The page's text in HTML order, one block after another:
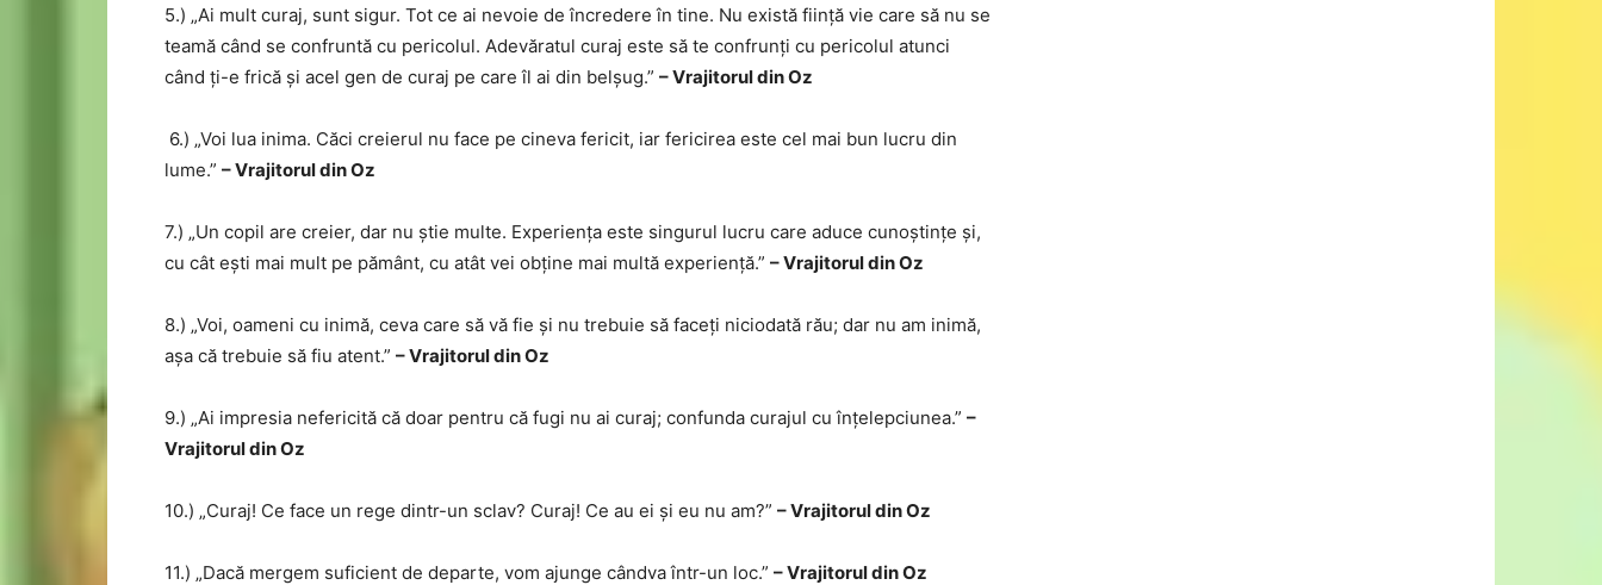
5.) „Ai mult curaj, sunt sigur. Tot ce ai nevoie de încredere în tine. Nu există ființă vie care să nu se
teamă când se confruntă cu pericolul. Adevăratul curaj este să te confrunți cu pericolul atunci
când ți-e frică și acel gen de curaj pe care îl ai din belșug.” – Vrajitorul din Oz
6.) „Voi lua inima. Căci creierul nu face pe cineva fericit, iar fericirea este cel mai bun lucru din
lume.” – Vrajitorul din Oz
7.) „Un copil are creier, dar nu știe multe. Experiența este singurul lucru care aduce cunoștințe și,
cu cât ești mai mult pe pământ, cu atât vei obține mai multă experiență.” – Vrajitorul din Oz
8.) „Voi, oameni cu inimă, ceva care să vă fie și nu trebuie să faceți niciodată rău; dar nu am inimă,
așa că trebuie să fiu atent.” – Vrajitorul din Oz
9.) „Ai impresia nefericită că doar pentru că fugi nu ai curaj; confunda curajul cu înțelepciunea.” –
Vrajitorul din Oz
10.) „Curaj! Ce face un rege dintr-un sclav? Curaj! Ce au ei și eu nu am?” – Vrajitorul din Oz
11.) „Dacă mergem suficient de departe, vom ajunge cândva într-un loc.” – Vrajitorul din Oz